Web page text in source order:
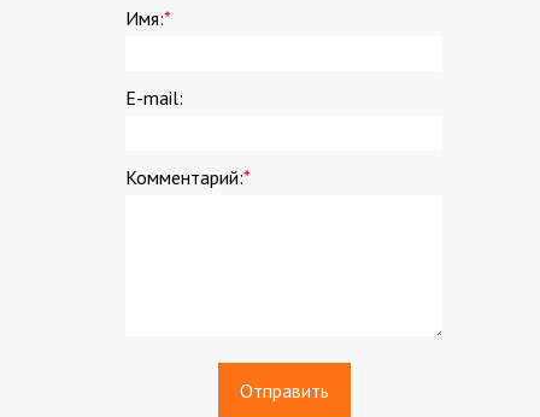
Имя:*
E-mail:
Комментарий:*